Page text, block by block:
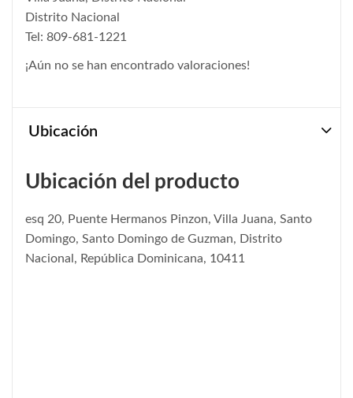
Distrito Nacional
Tel: 809-681-1221
¡Aún no se han encontrado valoraciones!
Ubicación
Ubicación del producto
esq 20, Puente Hermanos Pinzon, Villa Juana, Santo
Domingo, Santo Domingo de Guzman, Distrito
Nacional, República Dominicana, 10411